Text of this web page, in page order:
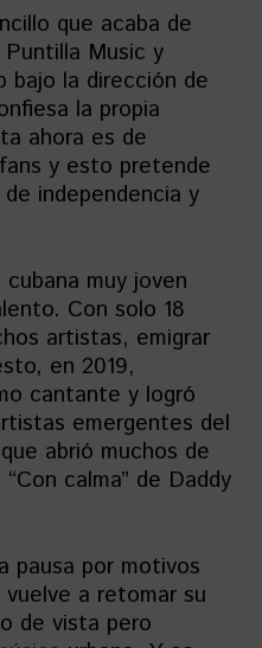
que acaba de
Music y
bajo la dirección de
la propia
ahora es de
y esto pretende
independencia y
muy joven
Con solo 18
artistas, emigrar
en 2019,
cantante y logró
emergentes del
abrió muchos de
calma” de Daddy
pausa por motivos
a retomar su
de vista pero